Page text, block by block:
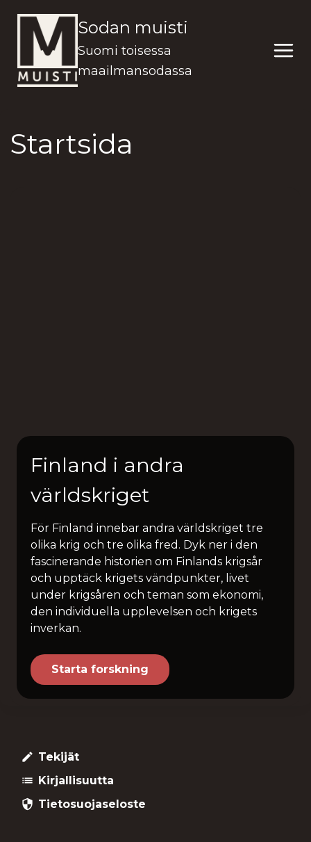
sisältöön
Sodan muisti
Suomi toisessa
maailmansodassa
Startsida
Finland i andra
världskriget
För Finland innebar andra världskriget tre
olika krig och tre olika fred. Dyk ner i den
fascinerande historien om Finlands krigsår
och upptäck krigets vändpunkter, livet
under krigsåren och teman som ekonomi,
den individuella upplevelsen och krigets
inverkan.
Starta forskning
create Tekijät
list Kirjallisuutta
security Tietosuojaseloste